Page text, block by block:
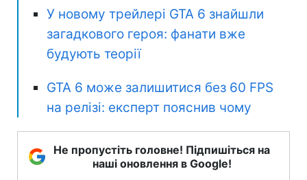
У новому трейлері GTA 6 знайшли
загадкового героя: фанати вже
будують теорії
GTA 6 може залишитися без 60 FPS
на релізі: експерт пояснив чому
Не пропустіть головне! Підпишіться на
наші оновлення в Google!